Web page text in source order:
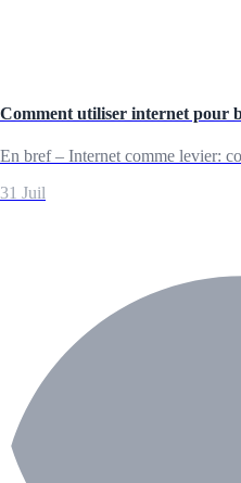
Comment utiliser internet pour
En bref – Internet comme levier:
31 Juil